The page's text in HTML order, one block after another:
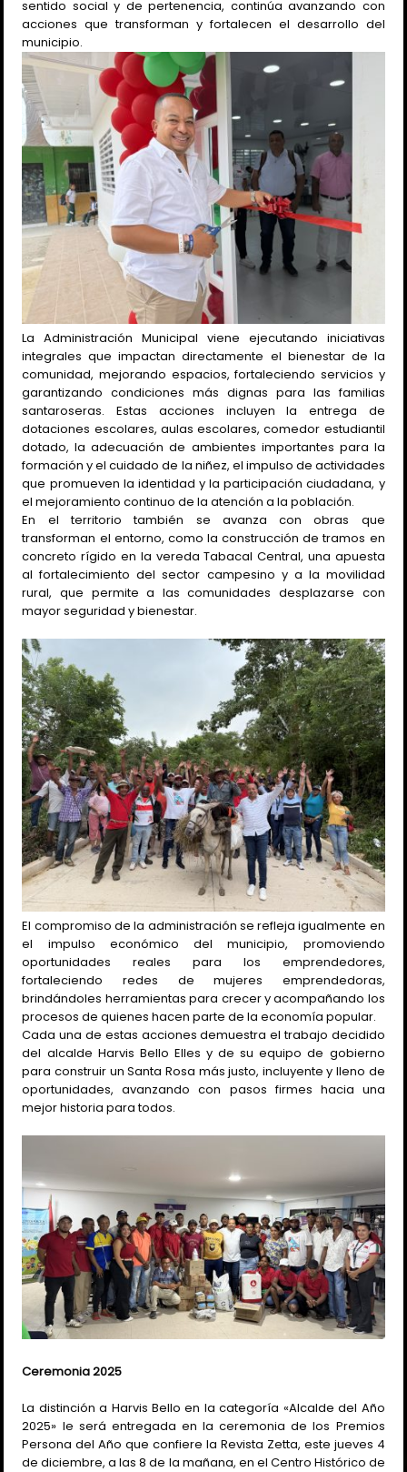
sentido social y de pertenencia, continúa avanzando con
acciones que transforman y fortalecen el desarrollo del
municipio.
La Administración Municipal viene ejecutando iniciativas
integrales que impactan directamente el bienestar de la
comunidad, mejorando espacios, fortaleciendo servicios y
garantizando condiciones más dignas para las familias
santaroseras. Estas acciones incluyen la entrega de
dotaciones escolares, aulas escolares, comedor estudiantil
dotado, la adecuación de ambientes importantes para la
formación y el cuidado de la niñez, el impulso de actividades
que promueven la identidad y la participación ciudadana, y
el mejoramiento continuo de la atención a la población.
En el territorio también se avanza con obras que
transforman el entorno, como la construcción de tramos en
concreto rígido en la vereda Tabacal Central, una apuesta
al fortalecimiento del sector campesino y a la movilidad
rural, que permite a las comunidades desplazarse con
mayor seguridad y bienestar.
El compromiso de la administración se refleja igualmente en
el impulso económico del municipio, promoviendo
oportunidades reales para los emprendedores,
fortaleciendo redes de mujeres emprendedoras,
brindándoles herramientas para crecer y acompañando los
procesos de quienes hacen parte de la economía popular.
Cada una de estas acciones demuestra el trabajo decidido
del alcalde Harvis Bello Elles y de su equipo de gobierno
para construir un Santa Rosa más justo, incluyente y lleno de
oportunidades, avanzando con pasos firmes hacia una
mejor historia para todos.
Ceremonia 2025
La distinción a Harvis Bello en la categoría «Alcalde del Año
2025» le será entregada en la ceremonia de los Premios
Persona del Año que confiere la Revista Zetta, este jueves 4
de diciembre, a las 8 de la mañana, en el Centro Histórico de